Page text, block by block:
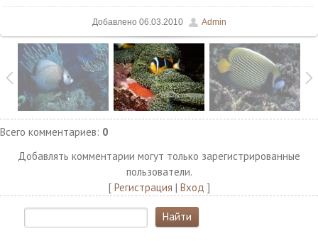
Добавлено 06.03.2010 Admin
Всего комментариев: 0
Добавлять комментарии могут только зарегистрированные
пользователи.
[ Регистрация | Вход ]